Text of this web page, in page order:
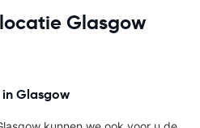
Glasgow
Glasgow